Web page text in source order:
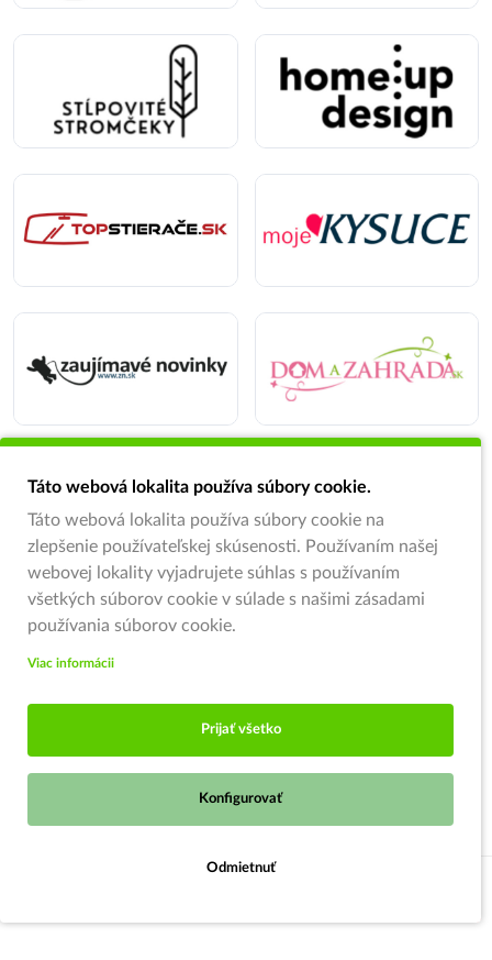
Táto webová lokalita používa súbory cookie.
Táto webová lokalita používa súbory cookie na
zlepšenie používateľskej skúsenosti. Používaním našej
webovej lokality vyjadrujete súhlas s používaním
všetkých súborov cookie v súlade s našimi zásadami
používania súborov cookie.
Viac informácii
Prijať všetko
Konfigurovať
Odmietnuť